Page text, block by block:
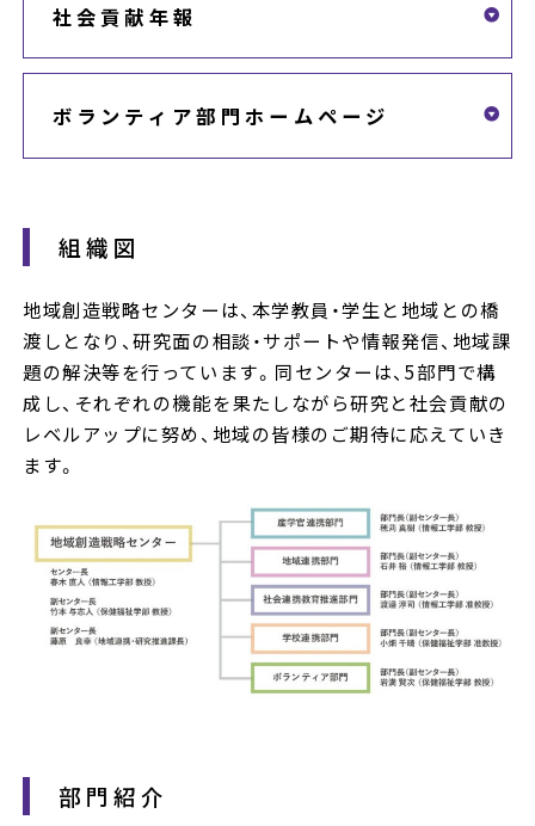
社会貢献年報
ボランティア部門ホームページ
組織図
地域創造戦略センターは、本学教員・学生と地域との橋
渡しとなり、研究面の相談・サポートや情報発信、地域課
題の解決等を行っています。同センターは、5部門で構
成し、それぞれの機能を果たしながら研究と社会貢献の
レベルアップに努め、地域の皆様のご期待に応えていき
ます。
部門紹介